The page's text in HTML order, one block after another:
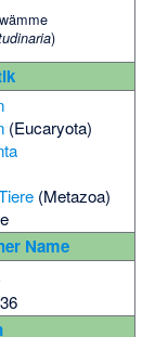
)
(Eucaryota)
(Metazoa)
Name